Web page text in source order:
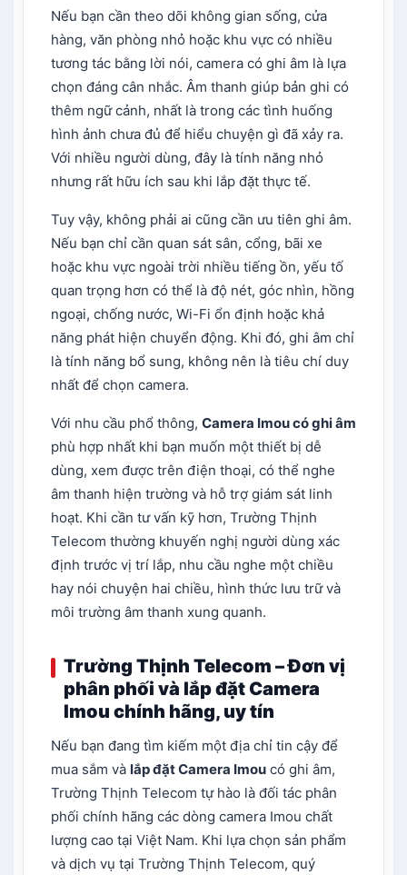
Nếu bạn cần theo dõi không gian sống, cửa
hàng, văn phòng nhỏ hoặc khu vực có nhiều
tương tác bằng lời nói, camera có ghi âm là lựa
chọn đáng cân nhắc. Âm thanh giúp bản ghi có
thêm ngữ cảnh, nhất là trong các tình huống
hình ảnh chưa đủ để hiểu chuyện gì đã xảy ra.
Với nhiều người dùng, đây là tính năng nhỏ
nhưng rất hữu ích sau khi lắp đặt thực tế.
Tuy vậy, không phải ai cũng cần ưu tiên ghi âm.
Nếu bạn chỉ cần quan sát sân, cổng, bãi xe
hoặc khu vực ngoài trời nhiều tiếng ồn, yếu tố
quan trọng hơn có thể là độ nét, góc nhìn, hồng
ngoại, chống nước, Wi-Fi ổn định hoặc khả
năng phát hiện chuyển động. Khi đó, ghi âm chỉ
là tính năng bổ sung, không nên là tiêu chí duy
nhất để chọn camera.
Với nhu cầu phổ thông, Camera Imou có ghi âm
phù hợp nhất khi bạn muốn một thiết bị dễ
dùng, xem được trên điện thoại, có thể nghe
âm thanh hiện trường và hỗ trợ giám sát linh
hoạt. Khi cần tư vấn kỹ hơn, Trường Thịnh
Telecom thường khuyến nghị người dùng xác
định trước vị trí lắp, nhu cầu nghe một chiều
hay nói chuyện hai chiều, hình thức lưu trữ và
môi trường âm thanh xung quanh.
Trường Thịnh Telecom – Đơn vị
phân phối và lắp đặt Camera
Imou chính hãng, uy tín
Nếu bạn đang tìm kiếm một địa chỉ tin cậy để
mua sắm và lắp đặt Camera Imou có ghi âm,
Trường Thịnh Telecom tự hào là đối tác phân
phối chính hãng các dòng camera Imou chất
lượng cao tại Việt Nam. Khi lựa chọn sản phẩm
và dịch vụ tại Trường Thịnh Telecom, quý